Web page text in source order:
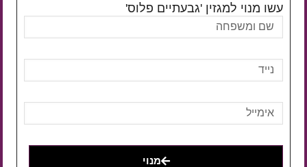
עשו מנוי למגזין 'גבעתיים פלוס'
מנוי